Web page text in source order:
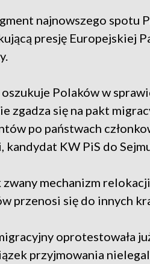
najnowszego spotu
presję Europejskiej
oszukuje Polaków w
zgadza się na pakt
po państwach
kandydat KW PiS do
zwany mechanizm
przenosi się do innych
oprotestowała
przyjmowania